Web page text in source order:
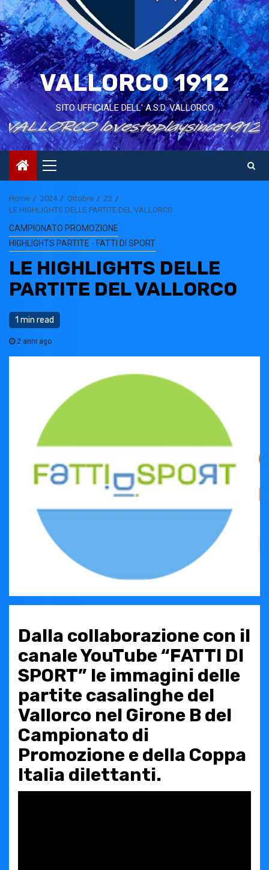
VALLORCO 1912
SITO UFFICIALE DELL' A.S.D. VALLORCO
Primary
Menu
Home 2024 Ottobre
22
LE HIGHLIGHTS DELLE PARTITE DEL VALLORCO
CAMPIONATO PROMOZIONE
HIGHLIGHTS PARTITE - FATTI DI SPORT
LE HIGHLIGHTS DELLE
PARTITE DEL VALLORCO
1 min read
2 anni ago
Dalla collaborazione con il
canale YouTube “FATTI DI
SPORT” le immagini delle
partite casalinghe del
Vallorco nel Girone B del
Campionato di
Promozione e della Coppa
Italia dilettanti.